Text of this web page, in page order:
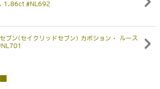
1.86ct #NL692
ブン(セイクリッドセブン) カボション・ ルース